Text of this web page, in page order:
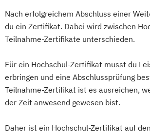
Chief Information Officer (CIO)
Controlling
Designing Digital Business Film
TV und Media
Global Sales and Marketing
Handelsmanagement
Industrial Engineer
Nach erfolgreichem Abschluss einer
du ein Zertifikat. Dabei wird zwischen
Teilnahme-Zertifikate unterschieden.
Für ein Hochschul-Zertifikat musst du
erbringen und eine Abschlussprüfung
Teilnahme-Zertifikat ist es ausreichen,
der Zeit anwesend gewesen bist.
Daher ist ein Hochschul-Zertifikat auf